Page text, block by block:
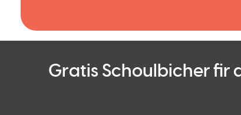
Gratis Schoulbicher fir